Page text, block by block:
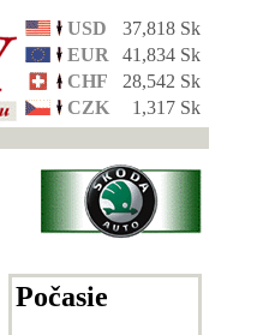
USD
37,818 Sk
EUR
41,834 Sk
CHF
28,542 Sk
CZK
1,317 Sk
Počasie